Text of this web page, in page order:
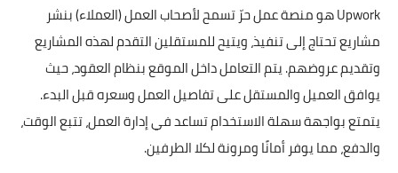
Upwork هو منصة عمل حرّ تسمح لأصحاب العمل (العملاء) بنشر
مشاريع تحتاج إلى تنفيذ، ويتيح للمستقلين التقدم لهذه المشاريع
وتقديم عروضهم. يتم التعامل داخل الموقع بنظام العقود، حيث
يوافق العميل والمستقل على تفاصيل العمل وسعره قبل البدء.
يتمتع بواجهة سهلة الاستخدام تساعد في إدارة العمل، تتبع الوقت،
والدفع، مما يوفر أمانًا ومرونة لكلا الطرفين.